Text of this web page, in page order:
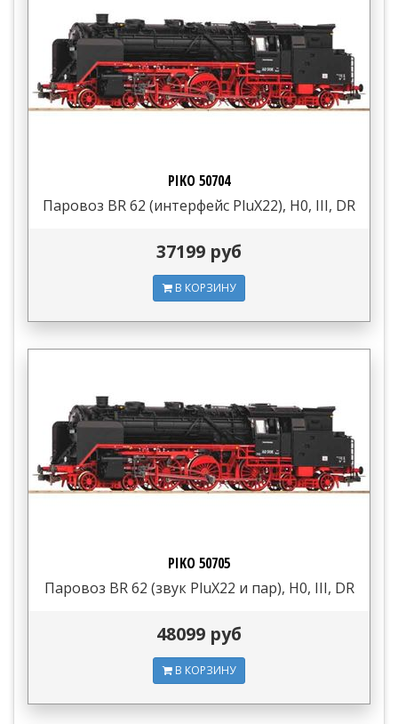
PIKO 50704
Паровоз BR 62 (интерфейс PluX22), H0, III, DR
37199 руб
В КОРЗИНУ
PIKO 50705
Паровоз BR 62 (звук PluX22 и пар), H0, III, DR
48099 руб
В КОРЗИНУ